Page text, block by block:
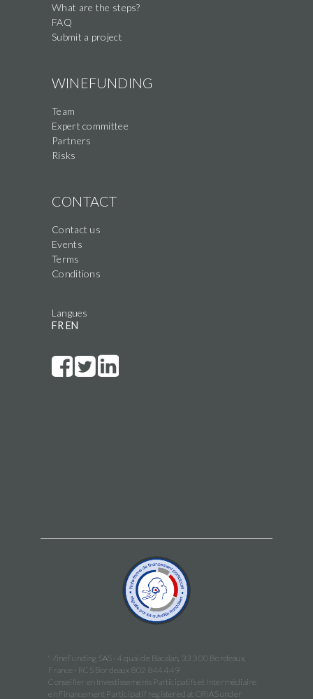
What are the steps?
FAQ
Submit a project
WINEFUNDING
Team
Expert committee
Partners
Risks
CONTACT
Contact us
Events
Terms
Conditions
Langues
FR EN
WineFunding SAS · 4 quai de Bacalan, 33 300 Bordeaux,
France · RCS Bordeaux 802 844 449
Conseiller en Investissements Participatifs et Intermédiaire
en Financement Participatif registered at ORIAS under